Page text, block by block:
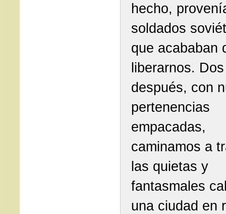
hecho,
soldados
que acababan
liberarnos.
después, con
pertenencias
empacadas,
caminamos a
las quietas y
fantasmales
una ciudad en